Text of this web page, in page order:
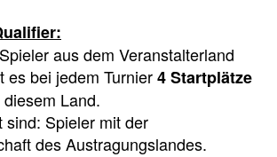
aus dem Veranstalterland
es bei jedem Turnier4 Startplätze
Land.
sind: Spieler mit der
des Austragungslandes.